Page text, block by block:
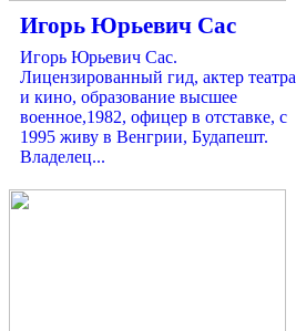
Игорь Юрьевич Сас
Игорь Юрьевич Сас.
Лицензированный гид, актер театра
и кино, образование высшее
военное,1982, офицер в отставке, с
1995 живу в Венгрии, Будапешт.
Владелец...